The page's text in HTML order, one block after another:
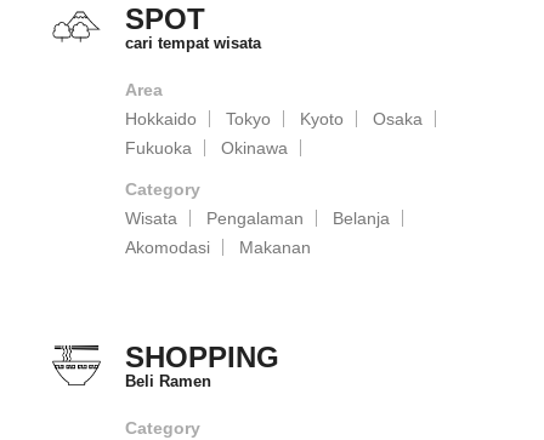
SPOT
cari tempat wisata
Area
Hokkaido
Tokyo Kyoto
Osaka
Fukuoka
Okinawa
Category
Wisata
Pengalaman
Belanja
Akomodasi
Makanan
SHOPPING
Beli Ramen
Category